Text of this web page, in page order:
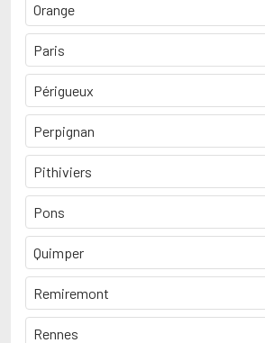
Orange
Paris
Périgueux
Perpignan
Pithiviers
Pons
Quimper
Remiremont
Rennes